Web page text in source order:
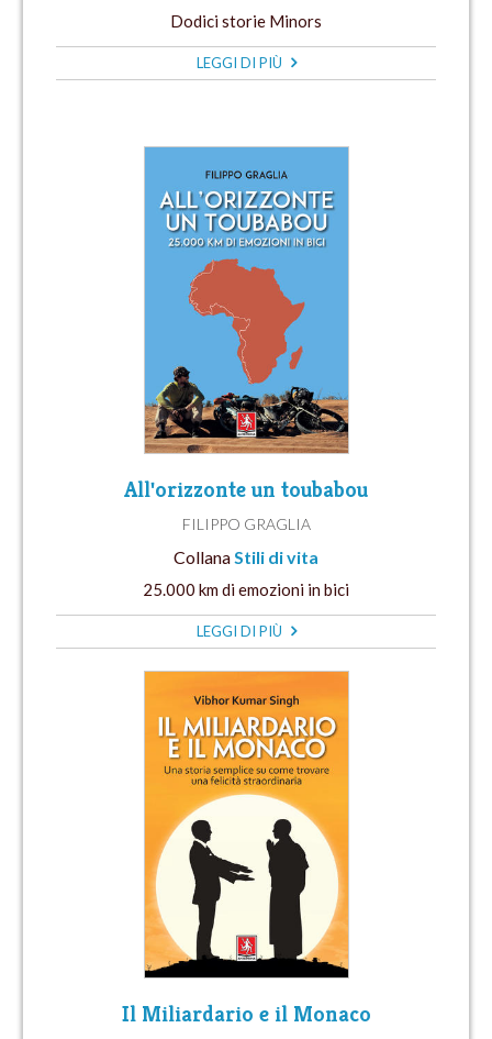
Dodici storie Minors
LEGGI DI PIÙ
All'orizzonte un toubabou
FILIPPO GRAGLIA
Collana Stili di vita
25.000 km di emozioni in bici
LEGGI DI PIÙ
Il Miliardario e il Monaco